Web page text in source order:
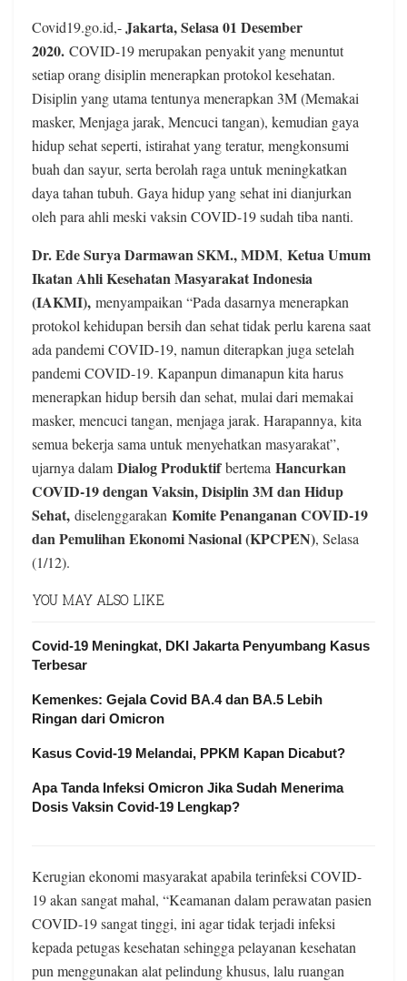
Covid19.go.id,-Jakarta, Selasa 01 Desember
2020. COVID-19 merupakan penyakit yang menuntut
setiap orang disiplin menerapkan protokol kesehatan.
Disiplin yang utama tentunya menerapkan 3M (Memakai
masker, Menjaga jarak, Mencuci tangan), kemudian gaya
hidup sehat seperti, istirahat yang teratur, mengkonsumi
buah dan sayur, serta berolah raga untuk meningkatkan
daya tahan tubuh. Gaya hidup yang sehat ini dianjurkan
oleh para ahli meski vaksin COVID-19 sudah tiba nanti.
Dr. Ede Surya Darmawan SKM., MDM, Ketua Umum
Ikatan Ahli Kesehatan Masyarakat Indonesia
(IAKMI), menyampaikan “Pada dasarnya menerapkan
protokol kehidupan bersih dan sehat tidak perlu karena saat
ada pandemi COVID-19, namun diterapkan juga setelah
pandemi COVID-19. Kapanpun dimanapun kita harus
menerapkan hidup bersih dan sehat, mulai dari memakai
masker, mencuci tangan, menjaga jarak. Harapannya, kita
semua bekerja sama untuk menyehatkan masyarakat”,
ujarnya dalam Dialog Produktifbertema Hancurkan
COVID-19 dengan Vaksin, Disiplin 3M dan Hidup
Sehat, diselenggarakan Komite Penanganan COVID-19
dan Pemulihan Ekonomi Nasional (KPCPEN), Selasa
(1/12).
YOU MAY ALSO LIKE
Covid-19 Meningkat, DKI Jakarta Penyumbang Kasus
Terbesar
Kemenkes: Gejala Covid BA.4 dan BA.5 Lebih
Ringan dari Omicron
Kasus Covid-19 Melandai, PPKM Kapan Dicabut?
Apa Tanda Infeksi Omicron Jika Sudah Menerima
Dosis Vaksin Covid-19 Lengkap?
Kerugian ekonomi masyarakat apabila terinfeksi COVID-
19 akan sangat mahal, “Keamanan dalam perawatan pasien
COVID-19 sangat tinggi, ini agar tidak terjadi infeksi
kepada petugas kesehatan sehingga pelayanan kesehatan
pun menggunakan alat pelindung khusus, lalu ruangan